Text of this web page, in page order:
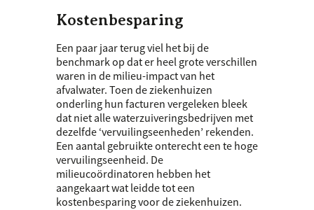
Kostenbesparing
Een paar jaar terug viel het bij de
benchmark op dat er heel grote verschillen
waren in de milieu-impact van het
afvalwater. Toen de ziekenhuizen
onderling hun facturen vergeleken bleek
dat niet alle waterzuiveringsbedrijven met
dezelfde ‘vervuilingseenheden’ rekenden.
Een aantal gebruikte onterecht een te hoge
vervuilingseenheid. De
milieucoördinatoren hebben het
aangekaart wat leidde tot een
kostenbesparing voor de ziekenhuizen.